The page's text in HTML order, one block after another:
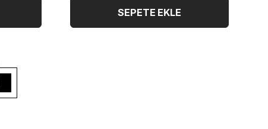
SEPETE EKLE